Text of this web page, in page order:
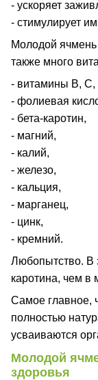
- ускоряет
- стимулирует
Молодой
также много
- витамины В, С,
- фолиевая
- бета-каротин,
- магний,
- калий,
- железо,
- кальция,
- марганец,
- цинк,
- кремний.
Любопытство. В
каротина, чем в
Самое главное,
полностью
усваиваются
Молодой
здоровья